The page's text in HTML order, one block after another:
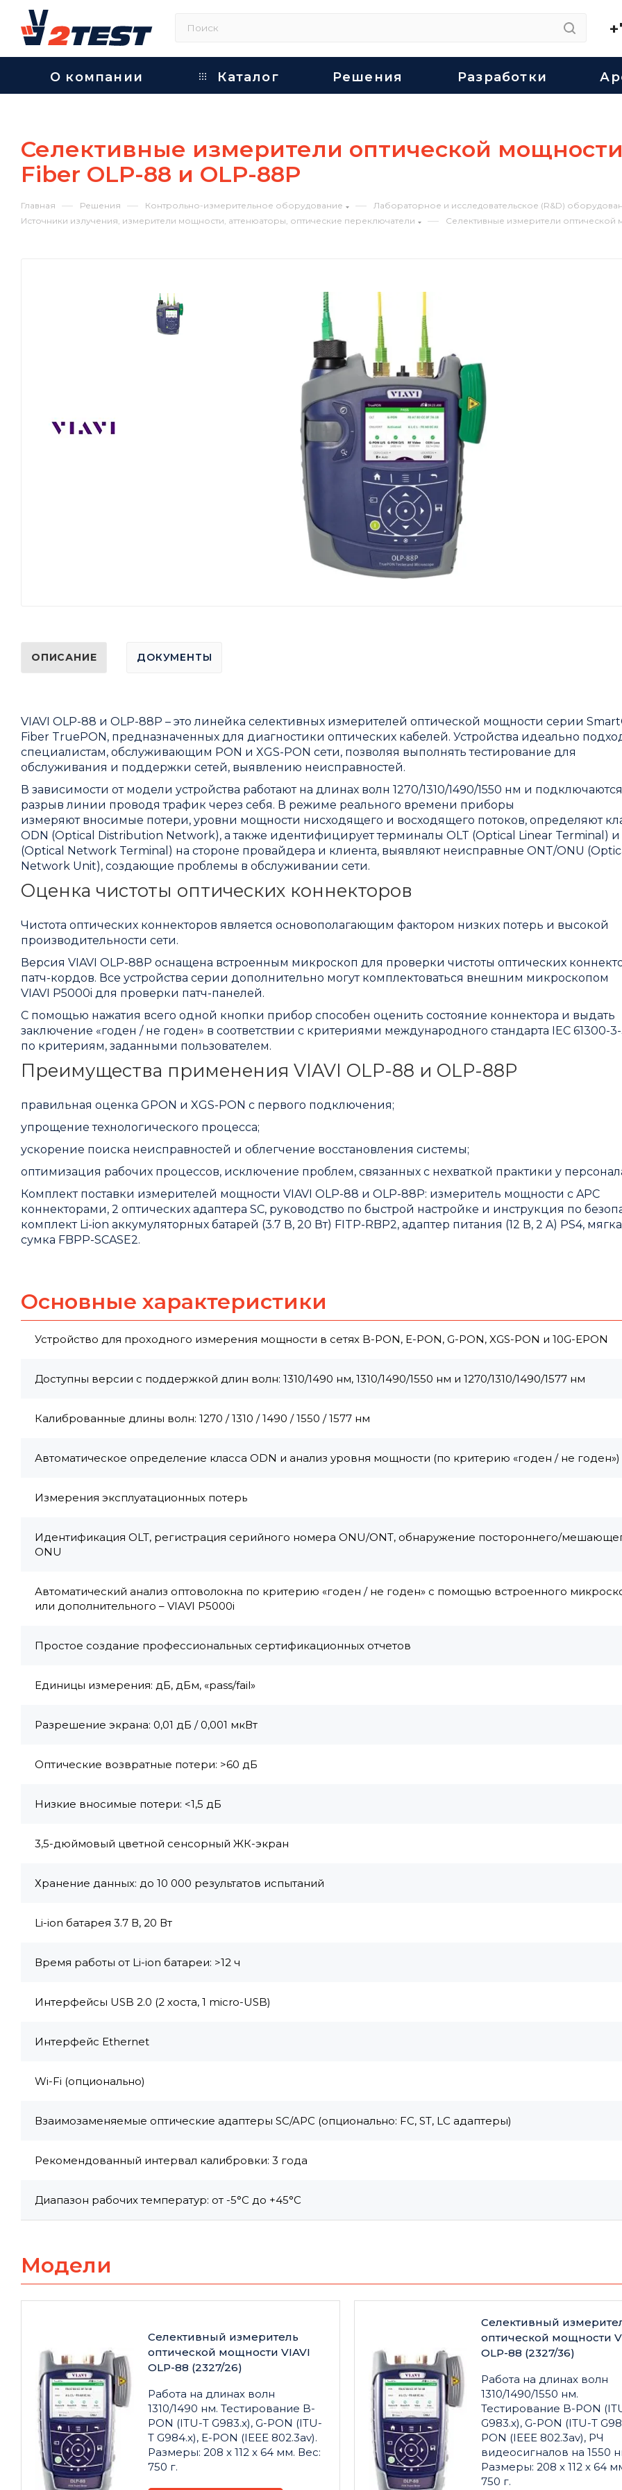
О компании Каталог Решения Разработки
Селективные измерители оптической мощности
Fiber OLP-88 и OLP-88P
Главная — Решения — Контрольно-измерительное оборудование —
Лабораторное и исследовательское (R&D)
Источники излучения, измерители мощности, аттенюаторы, оптические переключатели
— Селективные измерители оптической
ОПИСАНИЕ ДОКУМЕНТЫ
VIAVI OLP-88 и OLP-88P – это линейка селективных измерителей оптической мощности серии
Fiber TruePON, предназначенных для диагностики оптических кабелей. Устройства идеально
специалистам, обслуживающим PON и XGS-PON сети, позволяя выполнять тестирование для
обслуживания и поддержки сетей, выявлению неисправностей.
В зависимости от модели устройства работают на длинах волн 1270/1310/1490/1550 нм и
разрыв линии проводя трафик через себя. В режиме реального времени приборы
измеряют вносимые потери, уровни мощности нисходящего и восходящего потоков, определяют
ODN (Optical Distribution Network), а также идентифицирует терминалы OLT (Optical Linear Terminal) и
(Optical Network Terminal) на стороне провайдера и клиента, выявляют неисправные ONT/ONU
Network Unit), создающие проблемы в обслуживании сети.
Оценка чистоты оптических коннекторов
Чистота оптических коннекторов является основополагающим фактором низких потерь и высокой
производительности сети.
Версия VIAVI OLP-88P оснащена встроенным микроскоп для проверки чистоты оптических
патч-кордов. Все устройства серии дополнительно могут комплектоваться внешним микроскопом
VIAVI P5000i для проверки патч-панелей.
С помощью нажатия всего одной кнопки прибор способен оценить состояние коннектора и выдать
заключение «годен / не годен» в соответствии с критериями международного стандарта IEC 61300-
по критериям, заданными пользователем.
Преимущества применения VIAVI OLP-88 и OLP-88P
правильная оценка GPON и XGS-PON с первого подключения;
упрощение технологического процесса;
ускорение поиска неисправностей и облегчение восстановления системы;
оптимизация рабочих процессов, исключение проблем, связанных с нехваткой практики у
Комплект поставки измерителей мощности VIAVI OLP-88 и OLP-88P: измеритель мощности с APC
коннекторами, 2 оптических адаптера SC, руководство по быстрой настройке и инструкция по
комплект Li-ion аккумуляторных батарей (3.7 В, 20 Вт) FITP-RBP2, адаптер питания (12 В, 2 A) PS4,
сумка FBPP-SCASE2.
Основные характеристики
Устройство для проходного измерения мощности в сетях B-PON, E-PON, G-PON, XGS-PON и 10G-EPON
Доступны версии с поддержкой длин волн: 1310/1490 нм, 1310/1490/1550 нм и 1270/1310/1490/1577 нм
Калиброванные длины волн: 1270 / 1310 / 1490 / 1550 / 1577 нм
Автоматическое определение класса ODN и анализ уровня мощности (по критерию «годен / не годен»)
Измерения эксплуатационных потерь
Идентификация OLT, регистрация серийного номера ONU/ONT, обнаружение постороннего/
ONU
Автоматический анализ оптоволокна по критерию «годен / не годен» с помощью встроенного
или дополнительного – VIAVI P5000i
Простое создание профессиональных сертификационных отчетов
Единицы измерения: дБ, дБм, «pass/fail»
Разрешение экрана: 0,01 дБ / 0,001 мкВт
Оптические возвратные потери: >60 дБ
Низкие вносимые потери: <1,5 дБ
3,5-дюймовый цветной сенсорный ЖК-экран
Хранение данных: до 10 000 результатов испытаний
Li-ion батарея 3.7 В, 20 Вт
Время работы от Li-ion батареи: >12 ч
Интерфейсы USB 2.0 (2 хоста, 1 micro-USB)
Интерфейс Ethernet
Wi-Fi (опционально)
Взаимозаменяемые оптические адаптеры SC/APC (опционально: FC, ST, LC адаптеры)
Рекомендованный интервал калибровки: 3 года
Диапазон рабочих температур: от -5°C до +45°C
Модели
Селективный измеритель
оптической мощности VIAVI
OLP-88 (2327/26)
Работа на длинах волн
1310/1490 нм. Тестирование B-
PON (ITU-T G983.x), G-PON (ITU-
T G984.x), E-PON (IEEE 802.3av).
Размеры: 208 x 112 x 64 мм. Вес:
750 г.
Селективный
оптической мощности
OLP-88 (2327/36)
Работа на длинах волн
1310/1490/1550 нм.
Тестирование B-PON
G983.x), G-PON (ITU-T
PON (IEEE 802.3av), РЧ
видеосигналов на 1550
Размеры: 208 x 112 x 64
750 г.